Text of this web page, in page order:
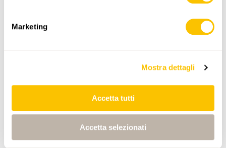
Marketing
Mostra dettagli
Accetta tutti
Accetta selezionati
Primarschule Isenthal